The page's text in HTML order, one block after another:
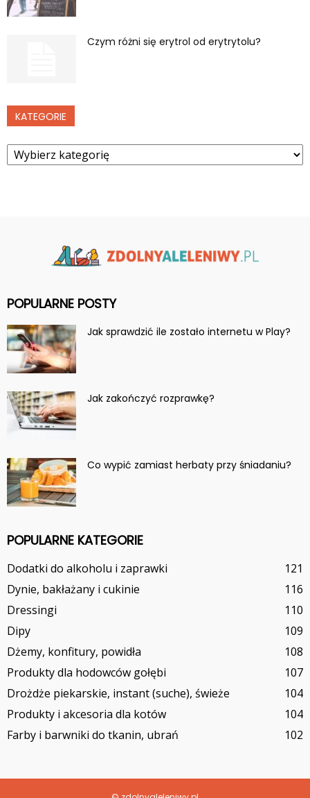
Czym różni się erytrol od erytrytolu?
KATEGORIE
Kategorie
POPULARNE POSTY
Jak sprawdzić ile zostało internetu w Play?
Jak zakończyć rozprawkę?
Co wypić zamiast herbaty przy śniadaniu?
POPULARNE KATEGORIE
Dodatki do alkoholu i zaprawki
121
Dynie, bakłażany i cukinie
116
Dressingi
110
Dipy
109
Dżemy, konfitury, powidła
108
Produkty dla hodowców gołębi
107
Drożdże piekarskie, instant (suche), świeże
104
Produkty i akcesoria dla kotów
104
Farby i barwniki do tkanin, ubrań
102